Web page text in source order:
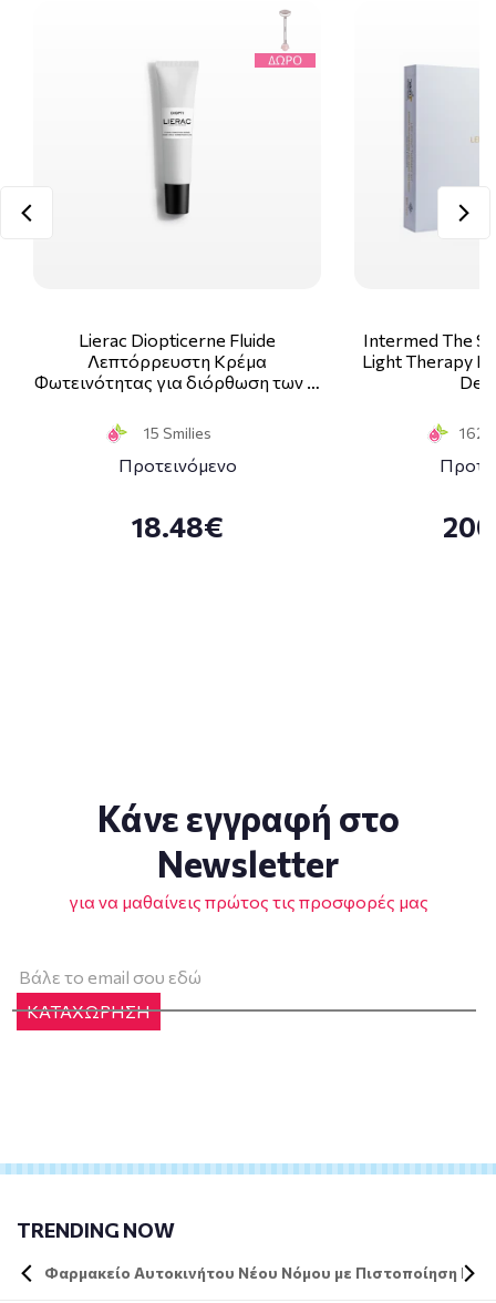
Lierac Diopticerne Fluide
Λεπτόρρευστη Κρέμα
Φωτεινότητας για διόρθωση των …
15 Smilies
Προτεινόμενο
18.48€
Intermed The
Light Therapy
162
Κάνε εγγραφή στο
Newsletter
για να μαθαίνεις πρώτος τις προσφορές μας
ΚΑΤΑΧΩΡΗΣΗ
TRENDING NOW
Φαρμακείο Αυτοκινήτου Νέου Νόμου με Πιστοποίηση DIN